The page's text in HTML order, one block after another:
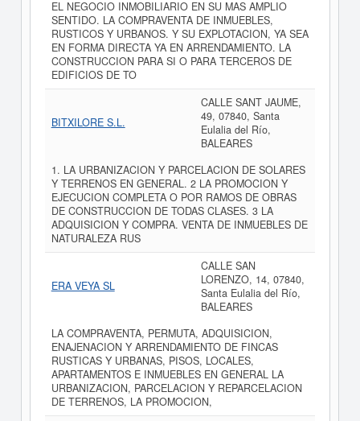
EL NEGOCIO INMOBILIARIO EN SU MAS AMPLIO
SENTIDO. LA COMPRAVENTA DE INMUEBLES,
RUSTICOS Y URBANOS. Y SU EXPLOTACION, YA SEA
EN FORMA DIRECTA YA EN ARRENDAMIENTO. LA
CONSTRUCCION PARA SI O PARA TERCEROS DE
EDIFICIOS DE TO
BITXILORE S.L.
CALLE SANT JAUME,
49, 07840, Santa
Eulalia del Río,
BALEARES
1. LA URBANIZACION Y PARCELACION DE SOLARES
Y TERRENOS EN GENERAL. 2 LA PROMOCION Y
EJECUCION COMPLETA O POR RAMOS DE OBRAS
DE CONSTRUCCION DE TODAS CLASES. 3 LA
ADQUISICION Y COMPRA. VENTA DE INMUEBLES DE
NATURALEZA RUS
ERA VEYA SL
CALLE SAN
LORENZO, 14, 07840,
Santa Eulalia del Río,
BALEARES
LA COMPRAVENTA, PERMUTA, ADQUISICION,
ENAJENACION Y ARRENDAMIENTO DE FINCAS
RUSTICAS Y URBANAS, PISOS, LOCALES,
APARTAMENTOS E INMUEBLES EN GENERAL LA
URBANIZACION, PARCELACION Y REPARCELACION
DE TERRENOS, LA PROMOCION,